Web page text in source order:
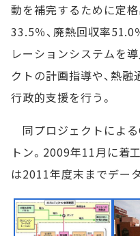
動を補完するために定
33.5％、廃熱回収率
レーションシステムを
クトの計画指導や、熱
行政的支援を行う。
同プロジェクトによ
トン。2009年11月に着
は2011年度末までデー